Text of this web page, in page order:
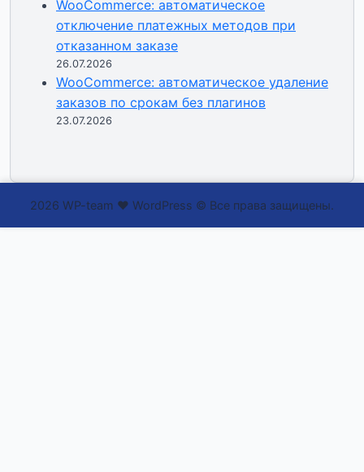
WooCommerce: автоматическое
отключение платежных методов при
отказанном заказе
26.07.2026
WooCommerce: автоматическое удаление
заказов по срокам без плагинов
23.07.2026
2026 WP-team ❤ WordPress © Все права защищены.